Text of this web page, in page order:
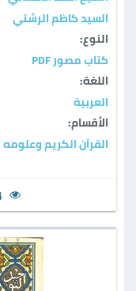
السيد كاظم الرشتي
النوع:
كتاب مصور PDF
اللغة:
العربية
الأقسام:
القرآن الكريم وعلومه